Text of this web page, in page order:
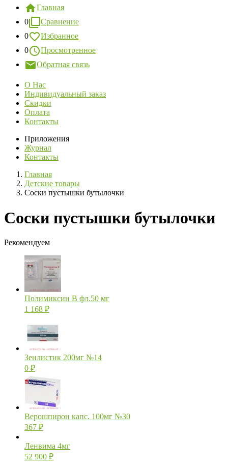
Главная
0
Сравнение
0
Избранное
0
Просмотренное
Обратная связь
О Нас
Индивидуальный заказ
Скидки
Оплата
Контакты
Приложения
Журнал
Контакты
Главная
Детские товары
Соски пустышки бутылочки
Соски пустышки бутылочки
Рекомендуем
Полимиксин В фл.50 мг
1 168 ₽
Зенлистик 200мг №14
0 ₽
Верошпирон капс. 100мг №30
367 ₽
Ленвима 4мг
52 900 ₽